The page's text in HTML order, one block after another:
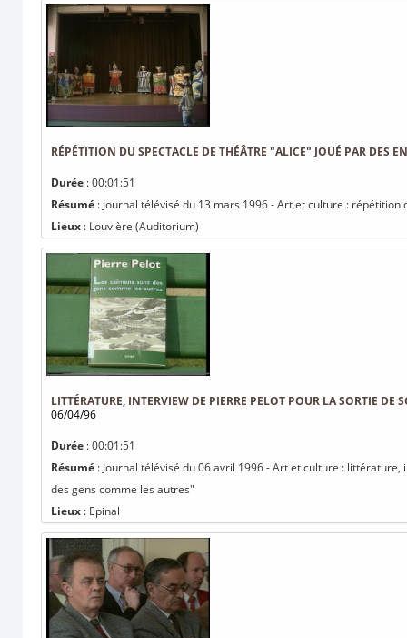
RÉPÉTITION DU SPECTACLE DE THÉÂTRE "ALICE" JOUÉ PAR DES
Durée : 00:01:51
Résumé : Journal télévisé du 13 mars 1996 - Art et culture :
Lieux : Louvière (Auditorium)
LITTÉRATURE, INTERVIEW DE PIERRE PELOT POUR LA SORTIE
06/04/96
Durée : 00:01:51
Résumé : Journal télévisé du 06 avril 1996 - Art et culture :
des gens comme les autres"
Lieux : Epinal